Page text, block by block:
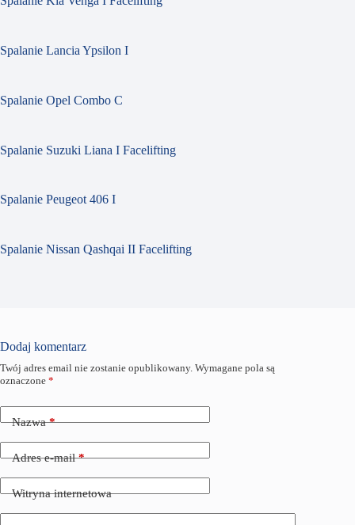
Spalanie Lancia Ypsilon I
Spalanie Opel Combo C
Spalanie Suzuki Liana I Facelifting
Spalanie Peugeot 406 I
Spalanie Nissan Qashqai II Facelifting
Dodaj komentarz
Twój adres email nie zostanie opublikowany. Wymagane pola są
oznaczone *
Nazwa*
Adres e-mail*
Witryna internetowa